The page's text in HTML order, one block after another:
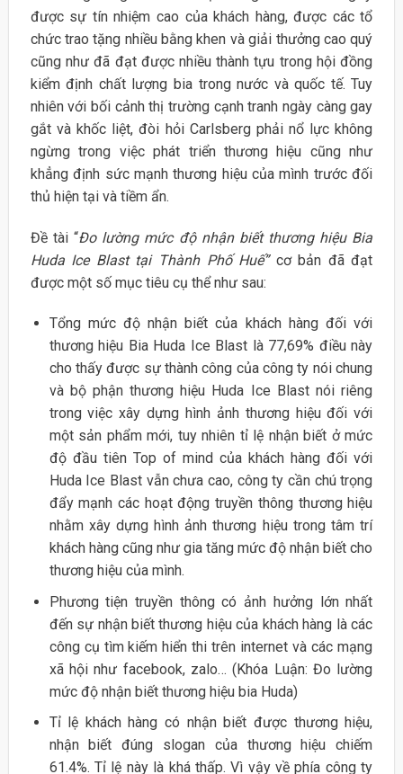
được sự tín nhiệm cao của khách hàng, được các tổ
chức trao tặng nhiều bằng khen và giải thưởng cao quý
cũng như đã đạt được nhiều thành tựu trong hội đồng
kiểm định chất lượng bia trong nước và quốc tế. Tuy
nhiên với bối cảnh thị trường cạnh tranh ngày càng gay
gắt và khốc liệt, đòi hỏi Carlsberg phải nổ lực không
ngừng trong việc phát triển thương hiệu cũng như
khẳng định sức mạnh thương hiệu của mình trước đối
thủ hiện tại và tiềm ẩn.
Đề tài “Đo lường mức độ nhận biết thương hiệu Bia
Huda Ice Blast tại Thành Phố Huế”cơ bản đã đạt
được một số mục tiêu cụ thể như sau:
Tổng mức độ nhận biết của khách hàng đối với
thương hiệu Bia Huda Ice Blast là 77,69% điều này
cho thấy được sự thành công của công ty nói chung
và bộ phận thương hiệu Huda Ice Blast nói riêng
trong việc xây dựng hình ảnh thương hiệu đối với
một sản phẩm mới, tuy nhiên tỉ lệ nhận biết ở mức
độ đầu tiên Top of mind của khách hàng đối với
Huda Ice Blast vẫn chưa cao, công ty cần chú trọng
đẩy mạnh các hoạt động truyền thông thương hiệu
nhằm xây dựng hình ảnh thương hiệu trong tâm trí
khách hàng cũng như gia tăng mức độ nhận biết cho
thương hiệu của mình.
Phương tiện truyền thông có ảnh hưởng lớn nhất
đến sự nhận biết thương hiệu của khách hàng là các
công cụ tìm kiếm hiển thi trên internet và các mạng
xã hội như facebook, zalo… (Khóa Luận: Đo lường
mức độ nhận biết thương hiệu bia Huda)
Tỉ lệ khách hàng có nhận biết được thương hiệu,
nhận biết đúng slogan của thương hiệu chiếm
61.4%. Tỉ lệ này là khá thấp. Vì vậy về phía công ty